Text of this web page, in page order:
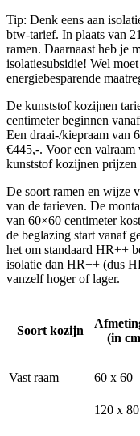
Tip: Denk eens aan
btw-tarief. In plaats van
ramen. Daarnaast heb je
isolatiesubsidie! Wel
energiebesparende
De kunststof kozijnen
centimeter beginnen
Een draai-/kiepraam van
€445,-. Voor een
kunststof kozijnen prijzen
De soort ramen en wijze
van de tarieven. De
van 60×60 centimeter
de beglazing start vanaf
het om standaard HR++
isolatie dan HR++ (dus
vanzelf hoger of lager.
Soort kozijn
(in
Vast raam 60 x 60
120 x 80